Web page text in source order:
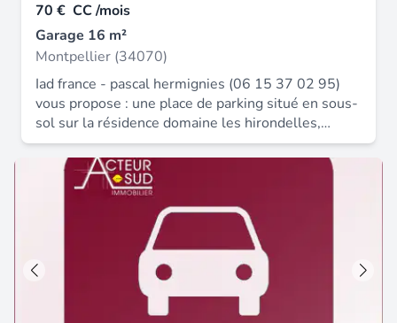
70 € CC /mois
Garage 16 m²
Montpellier (34070)
Iad france - pascal hermignies (06 15 37 02 95)
vous propose : une place de parking situé en sous-
sol sur la résidence domaine les hirondelles,
quartier les sabines. La résidence est récente, elle
située à proximité du centre commercial super u.
L’accès au parking est sécurisé avec un badge.
Cette place est disponible à compte du 30 mai
2026 information d'affichage énergétique sur ce
bien : dpe ns indice et ges ns indice. Les
informations sur les risques auxquels ce bien est
exposé sont disponibles sur le site géorisques : .
La présente annonce immobilière a été rédigée
sous la responsabilité éditoriale de m. Pascal